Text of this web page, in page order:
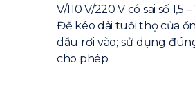
V/110 V/220 V có sai số
Để kéo dài tuổi thọ của
dầu rơi vào; sử dụng
cho phép